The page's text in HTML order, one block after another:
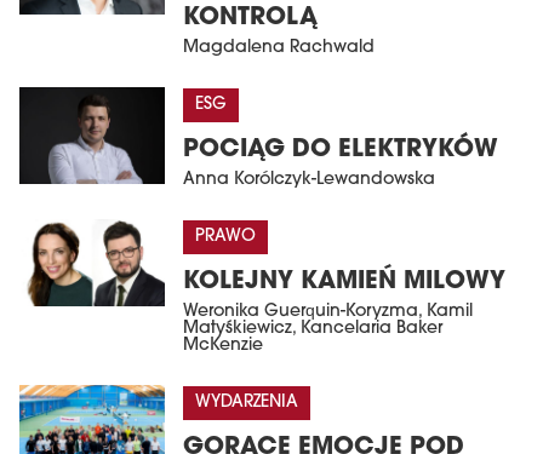
KONTROLĄ
Magdalena Rachwald
ESG
POCIĄG DO ELEKTRYKÓW
Anna Korólczyk-Lewandowska
PRAWO
KOLEJNY KAMIEŃ MILOWY
Weronika Guerquin-Koryzma, Kamil
Matyśkiewicz, Kancelaria Baker
McKenzie
WYDARZENIA
GORĄCE EMOCJE POD